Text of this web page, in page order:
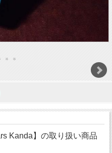
Kanda】の取り扱い商品